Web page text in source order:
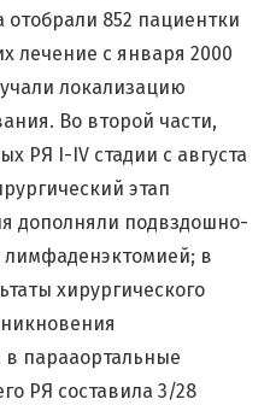
отобрали 852 пациентки
лечение с января 2000
локализацию
Во второй части,
РЯ I-IV стадии с августа
этап
дополняли подвздошно-
лимфаденэктомией; в
хирургического
парааортальные
РЯ составила 3/28